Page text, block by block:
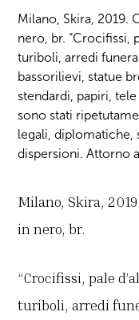
Milano, Skira, 2019.
nero, br. “Crocifissi,
turiboli, arredi
bassorilievi, statue
stendardi, papiri,
sono stati
legali, diplomatiche,
dispersioni. Attorno
Milano, Skira,
in nero, br.
“Crocifissi, pale
turiboli, arredi